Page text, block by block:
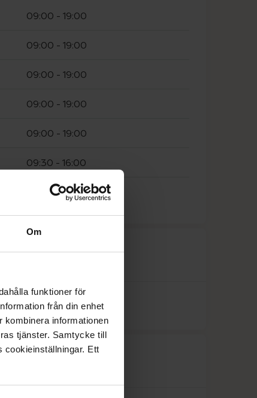
Om
funktioner för
från din enhet
kombinera informationen
tjänster. Samtycke till
cookieinställningar. Ett
09:00 -19:00
09:00 -19:00
09:00 -19:00
09:00 -19:00
09:00 -19:00
09:30 -16:00
10:00-15:00